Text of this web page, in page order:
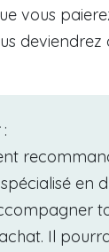
vous
:
en
Il